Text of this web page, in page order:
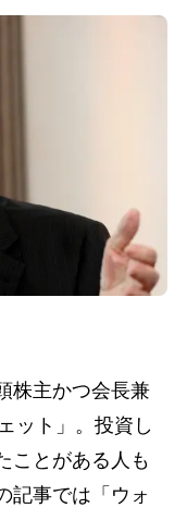
株主かつ会長兼
ット」。投資し
ことがある人も
記事では「ウォ